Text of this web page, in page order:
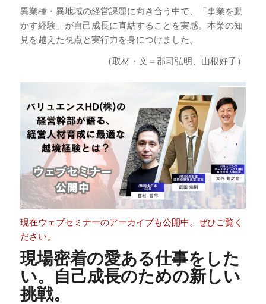
異業種・異地域の経営課題に向き合う中で、「事業を動
かす経験」が自己成長に直結することを実感。本業の知
見を越えた視点と実行力を身につけました。
（取材・文＝郡司弘明、山根好子）
現在ウェブセミナーのアーカイブも公開中。ぜひご覧く
ださい。
現場密着の愛ある仕事をした
い。自己成長のための新しい
挑戦。